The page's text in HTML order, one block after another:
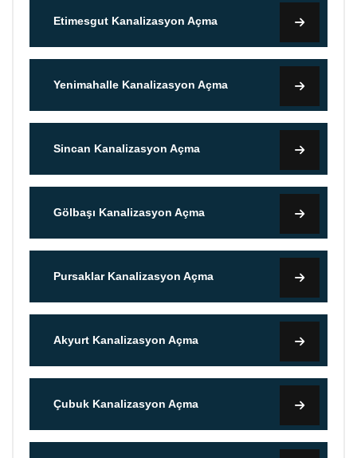
Etimesgut Kanalizasyon Açma
Yenimahalle Kanalizasyon Açma
Sincan Kanalizasyon Açma
Gölbaşı Kanalizasyon Açma
Pursaklar Kanalizasyon Açma
Akyurt Kanalizasyon Açma
Çubuk Kanalizasyon Açma